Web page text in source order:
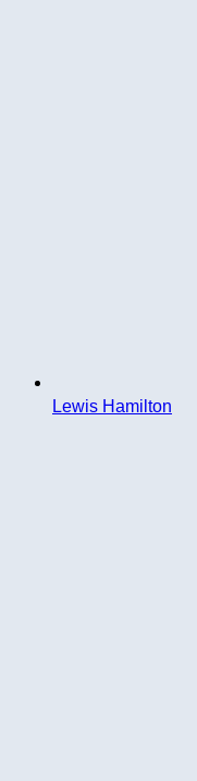
Lewis Hamilton